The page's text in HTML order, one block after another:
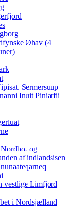
Øhav (4
Sermersuup
Inuit Piniarfii
og
af indlandsisen
vestlige Limfjord
i Nordsjælland